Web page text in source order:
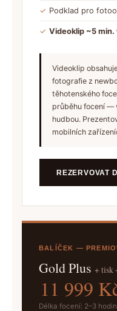
✓ Podklad pro
✓ Videoklip ~5 min.
Videoklip
fotografie z
těhotenského
průběhu focení —
hudbou.
mobilních
REZERVOVAT
BALÍČEK —
Gold Plus + tisk
11 999
Délka focení: 2–3